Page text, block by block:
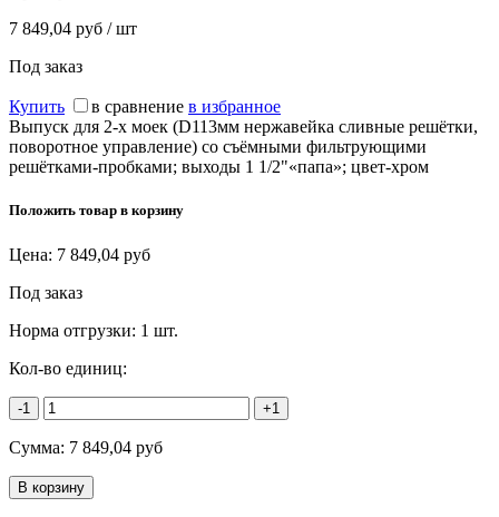
7 849,04 руб / шт
Под заказ
Купить в сравнение в избранное
Выпуск для 2-х моек (D113мм нержавейка сливные решётки,
поворотное управление) со съёмными фильтрующими
решётками-пробками; выходы 1 1/2"«папа»; цвет-хром
Положить товар в корзину
Цена: 7 849,04 руб
Под заказ
Норма отгрузки: 1 шт.
Кол-во единиц:
-1 +1
Сумма: 7 849,04 руб